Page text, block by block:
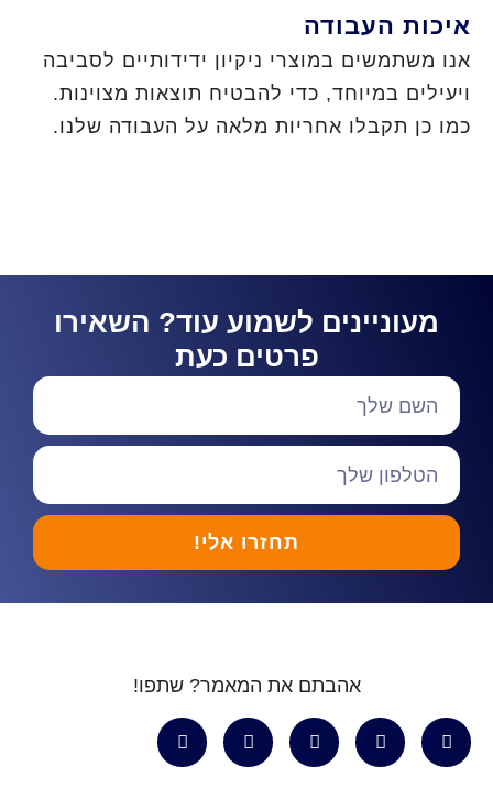
איכות העבודה
אנו משתמשים במוצרי ניקיון ידידותיים לסביבה
ויעילים במיוחד, כדי להבטיח תוצאות מצוינות.
כמו כן תקבלו אחריות מלאה על העבודה שלנו.
מעוניינים לשמוע עוד? השאירו
פרטים כעת
תחזרו אלי!
אהבתם את המאמר? שתפו!